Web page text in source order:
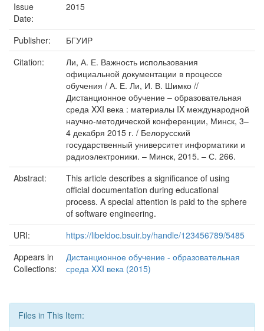
Issue
Date:
2015
Publisher:
БГУИР
Citation:
Ли, А. Е. Важность использования
официальной документации в процессе
обучения / А. Е. Ли, И. В. Шимко //
Дистанционное обучение – образовательная
среда XXI века : материалы IX международной
научно-методической конференции, Минск, 3–
4 декабря 2015 г. / Белорусский
государственный университет информатики и
радиоэлектроники. – Минск, 2015. – С. 266.
Abstract:
This article describes a significance of using
official documentation during educational
process. A special attention is paid to the sphere
of software engineering.
URI:
https://libeldoc.bsuir.by/handle/123456789/5485
Appears in
Collections:
Дистанционное обучение - образовательная
среда XXI века (2015)
Files in This Item: